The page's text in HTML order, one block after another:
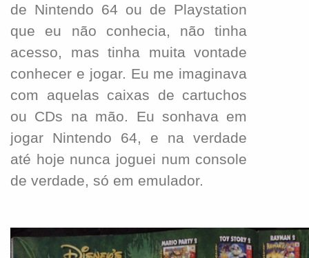
de Nintendo 64 ou de Playstation
que eu não conhecia, não tinha
acesso, mas tinha muita vontade
conhecer e jogar. Eu me imaginava
com aquelas caixas de cartuchos
ou CDs na mão. Eu sonhava em
jogar Nintendo 64, e na verdade
até hoje nunca joguei num console
de verdade, só em emulador.